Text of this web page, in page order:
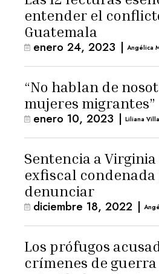
entender el
Guatemala
enero 24, 2023 | Angélica
“No hablan de
mujeres migrantes”
enero 10, 2023 | Liliana
Sentencia a
exfiscal
denunciar
diciembre 18, 2022 |
Los prófugos
crímenes de guerra